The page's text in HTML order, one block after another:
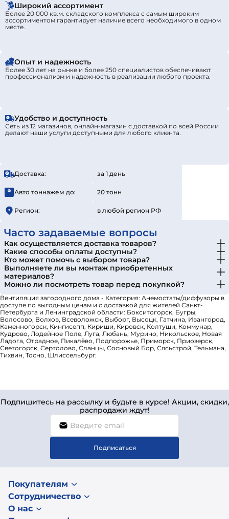
Широкий ассортимент
Более 20 000 кв.м. складского комплекса с самым широким
ассортиментом гарантирует наличие всего необходимого в одном
месте.
Опыт и надежность
Более 30 лет на рынке и более 250 специалистов обеспечивают
профессионализм и надежность в реализации любого проекта.
Удобство и доступность
Сеть из 12 магазинов, онлайн-магазин с доставкой по всей России
делают наши услуги доступными для любого клиента.
Доставка: за 1 день
Авто тоннажем до: 20 тонн
Регион: в любой регион РФ
Часто задаваемые вопросы
Как осуществляется доставка товаров?
Какие способы оплаты доступны?
Кто может помочь с выбором товара?
Выполняете ли вы монтаж приобретенных
материалов?
Можно ли посмотреть товар перед покупкой?
Вентиляция загородного дома - Категория: Анемостаты/диффузоры в
доступе по выгодным ценам и с доставкой для жителей Санкт-
Петербурга и Ленинградской области: Бокситогорск, Бугры,
Волосово, Волхов, Всеволожск, Выборг, Высоцк, Гатчина, Ивангород,
Каменногорск, Кингисепп, Кириши, Кировск, Колтуши, Коммунар,
Кудрово, Лодейное Поле, Луга, Любань, Мурино, Никольское, Новая
Ладога, Отрадное, Пикалёво, Подпорожье, Приморск, Приозерск,
Светогорск, Сертолово, Сланцы, Сосновый Бор, Сясьстрой, Тельмана,
Тихвин, Тосно, Шлиссельбург.
Подпишитесь на рассылку и будьте в курсе! Акции, скидки,
распродажи ждут!
Подписаться
Покупателям
Сотрудничество
О нас